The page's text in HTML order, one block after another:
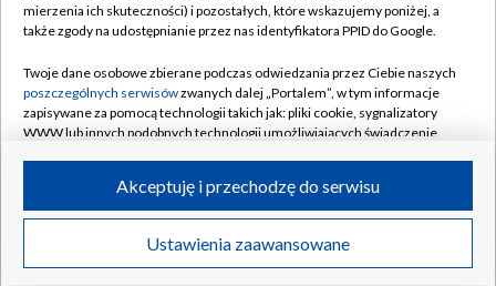
Naziemna Telewizja Cyfrowa
Rada Programowa
System NOS
Informacje o nadawcy
Program dla prasy
Ogłoszenie przetargowe
Pomoc
Kontakt
Kanały
©2026 Telewizja Polska S.A. w likwidacji
mierzenia ich skuteczności) i pozostałych, które wskazujemy poniżej, a
także zgody na udostępnianie przez nas identyfikatora PPID do Google.
Twoje dane osobowe zbierane podczas odwiedzania przez Ciebie naszych
poszczególnych serwisówzwanych dalej „Portalem”, w tym informacje
zapisywane za pomocą technologii takich jak: pliki cookie, sygnalizatory
WWW lub innych podobnych technologii umożliwiających świadczenie
ruchu w Internecie.
Twoje dane osobowe zbierane podczas odwiedzania przez Ciebie
poszczególnych serwisówna Portalu, takie jak adresy IP, identyfikatory
Ustawienia zaawansowane
Akceptuję i przechodzę do serwisu